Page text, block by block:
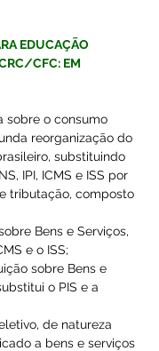
EDUCAÇÃO
CFC: EM
sobre o consumo
reorganização do
substituindo
IPI, ICMS e ISS por
tributação, composto
Bens e Serviços,
e o ISS;
sobre Bens e
o PIS e a
de natureza
a bens e serviços